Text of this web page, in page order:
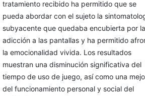
tratamiento recibido ha permitido que se
pueda abordar con el sujeto la
subyacente que quedaba encubierta por la
adicción a las pantallas y ha permitido
la emocionalidad vivida. Los resultados
muestran una disminución significativa del
tiempo de uso de juego, así como una
del funcionamiento personal y social del